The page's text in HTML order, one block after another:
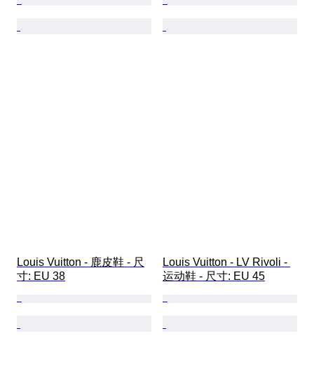
Louis Vuitton - 鹿皮鞋 - 尺
寸: EU 38
Louis Vuitton - LV Rivoli -
运动鞋 - 尺寸: EU 45